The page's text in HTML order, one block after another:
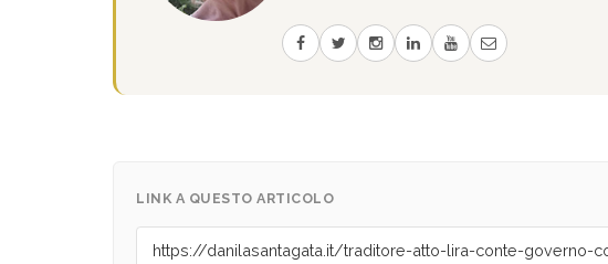
LINK A QUESTO ARTICOLO